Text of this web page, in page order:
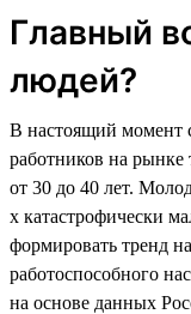
Главный
людей?
В настоящий момент
работников на рынке
от 30 до 40 лет.
х катастрофически
формировать тренд
работоспособного
на основе данных